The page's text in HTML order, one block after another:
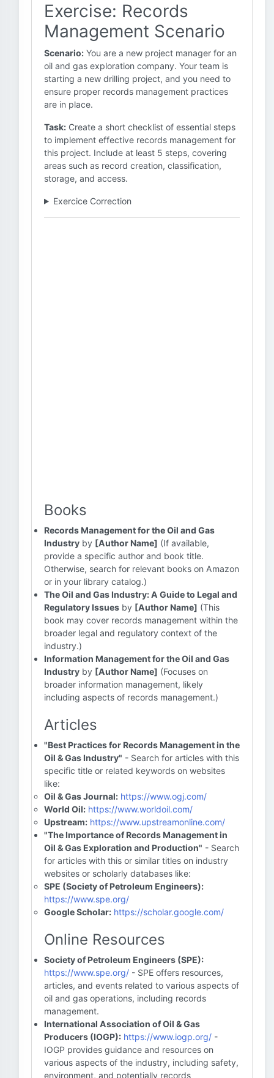
Exercise: Records
Management Scenario
Scenario: You are a new project manager for an
oil and gas exploration company. Your team is
starting a new drilling project, and you need to
ensure proper records management practices
are in place.
Task: Create a short checklist of essential steps
to implement effective records management for
this project. Include at least 5 steps, covering
areas such as record creation, classification,
storage, and access.
Exercice Correction
Books
Records Management for the Oil and Gas
Industry by [Author Name] (If available,
provide a specific author and book title.
Otherwise, search for relevant books on Amazon
or in your library catalog.)
The Oil and Gas Industry: A Guide to Legal and
Regulatory Issues by [Author Name] (This
book may cover records management within the
broader legal and regulatory context of the
industry.)
Information Management for the Oil and Gas
Industry by [Author Name] (Focuses on
broader information management, likely
including aspects of records management.)
Articles
"Best Practices for Records Management in the
Oil & Gas Industry" - Search for articles with this
specific title or related keywords on websites
like:
Oil & Gas Journal: https://www.ogj.com/
World Oil: https://www.worldoil.com/
Upstream: https://www.upstreamonline.com/
"The Importance of Records Management in
Oil & Gas Exploration and Production" - Search
for articles with this or similar titles on industry
websites or scholarly databases like:
SPE (Society of Petroleum Engineers):
https://www.spe.org/
Google Scholar: https://scholar.google.com/
Online Resources
Society of Petroleum Engineers (SPE):
https://www.spe.org/ - SPE offers resources,
articles, and events related to various aspects of
oil and gas operations, including records
management.
International Association of Oil & Gas
Producers (IOGP): https://www.iogp.org/ -
IOGP provides guidance and resources on
various aspects of the industry, including safety,
environment, and potentially records